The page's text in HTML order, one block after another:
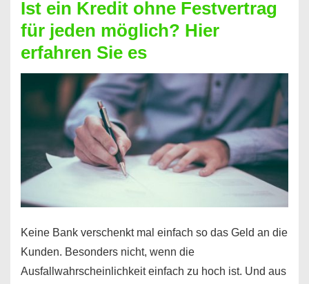
Prepaid
ist
nicht
nur
für
Handy
möglich!
Ist ein Kredit ohne Festvertrag
für jeden möglich? Hier
erfahren Sie es
Keine Bank verschenkt mal einfach so das Geld an die
Kunden. Besonders nicht, wenn die
Ausfallwahrscheinlichkeit einfach zu hoch ist. Und aus